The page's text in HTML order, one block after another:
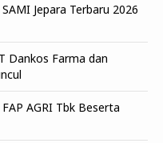
Jepara Terbaru 2026
Dankos Farma dan
AGRI Tbk Beserta